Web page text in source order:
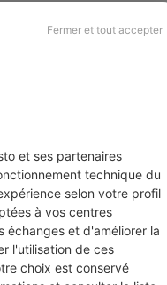
Fermer et tout accepter
et ses partenaires
technique du
selon votre profil
à vos centres
échanges et d'améliorer la
l'utilisation de ces
choix est conservé
cookies